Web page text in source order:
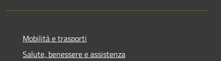
Mobilità e trasporti
Salute, benessere e assistenza